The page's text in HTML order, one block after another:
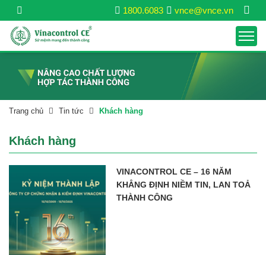
vnce@vnce.vn
1800.6083
Trang chủ Tin tức Khách hàng
Khách hàng
VINACONTROL CE – 16 NĂM
KHẲNG ĐỊNH NIỀM TIN, LAN TOẢ
THÀNH CÔNG